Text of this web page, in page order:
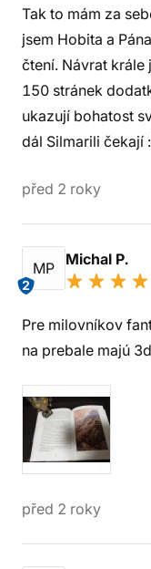
Tak to mám za
jsem Hobita a
čtení. Návrat krále
150 stránek
ukazují bohatost
dál Silmarili čekají
před 2 roky
MP
2
Michal P.
Pre milovníkov
na prebale majú
před 2 roky